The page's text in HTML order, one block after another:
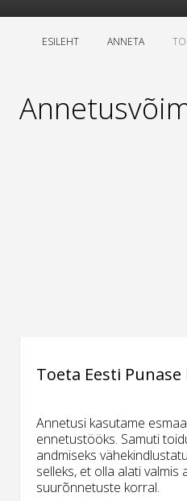
ESILEHT ANNETA
Toeta Eesti
Annetusi kasutame
ennetustööks. Samuti
andmiseks
selleks, et olla alati valmis
suurõnnetuste korral.